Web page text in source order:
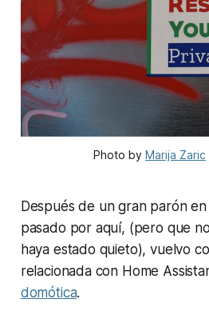
Photo by Marija Zaric
Después de un gran parón
pasado por aquí, (pero que
haya estado quieto), vuelvo
relacionada con Home
domótica.